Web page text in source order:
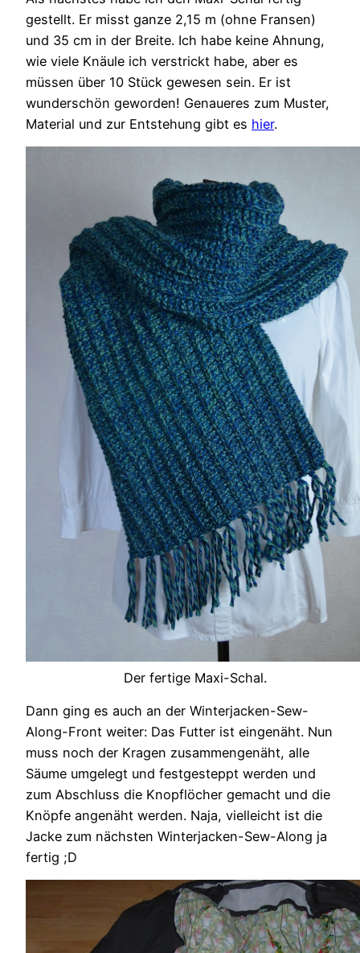
gestellt. Er misst ganze 2,15 m (ohne Fransen)
und 35 cm in der Breite. Ich habe keine Ahnung,
wie viele Knäule ich verstrickt habe, aber es
müssen über 10 Stück gewesen sein. Er ist
wunderschön geworden! Genaueres zum Muster,
Material und zur Entstehung gibt es hier.
Der fertige Maxi-Schal.
Dann ging es auch an der Winterjacken-Sew-
Along-Front weiter: Das Futter ist eingenäht. Nun
muss noch der Kragen zusammengenäht, alle
Säume umgelegt und festgesteppt werden und
zum Abschluss die Knopflöcher gemacht und die
Knöpfe angenäht werden. Naja, vielleicht ist die
Jacke zum nächsten Winterjacken-Sew-Along ja
fertig ;D